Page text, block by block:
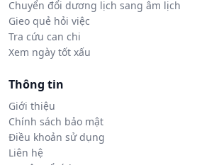
Chuyển đổi dương lịch sang âm lịch
Gieo quẻ hỏi việc
Tra cứu can chi
Xem ngày tốt xấu
Thông tin
Giới thiệu
Chính sách bảo mật
Điều khoản sử dụng
Liên hệ